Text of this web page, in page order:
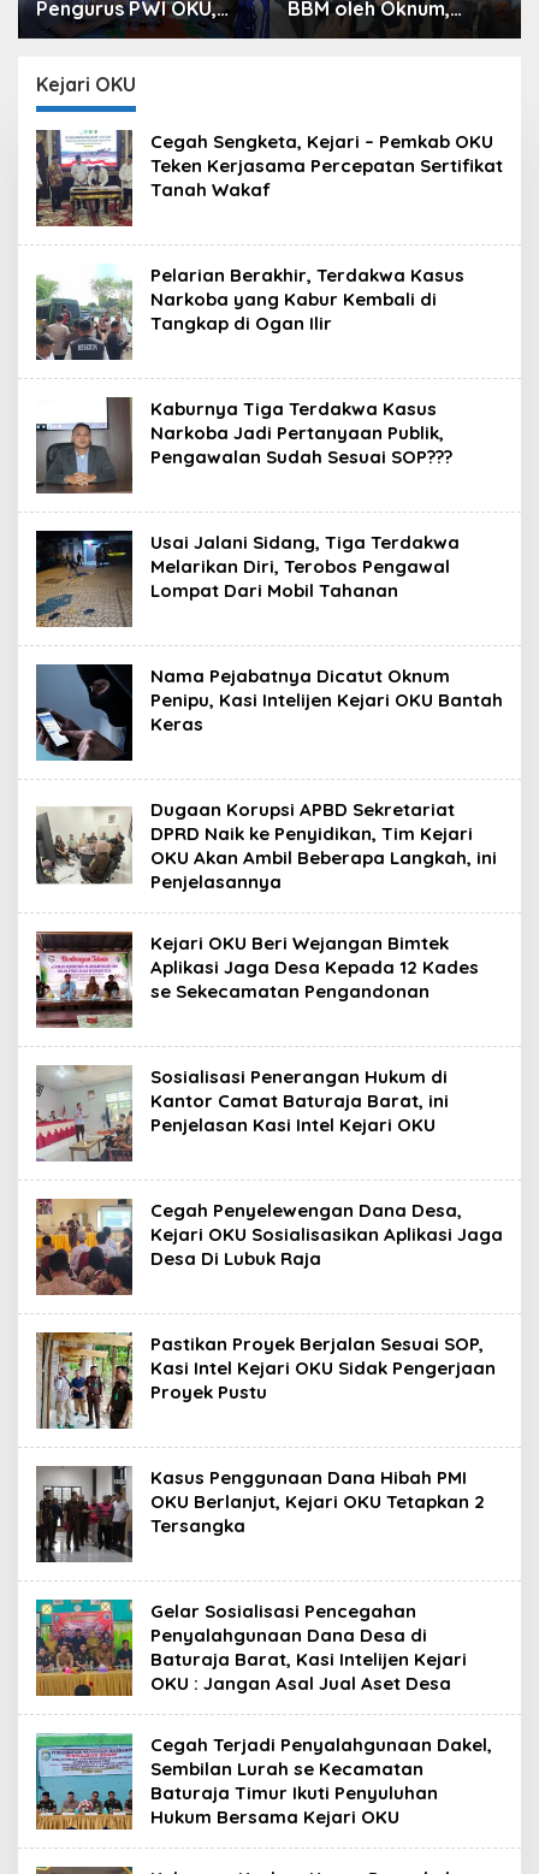
BBM oleh Oknum,
Kapolres Sebut
Kurang, Pertamina
Patra Niaga Bungkam
Prees Rilis Ungkap
Kasus, Dari Narkotika
Kejari OKU
Cegah Sengketa, Kejari – Pemkab OKU
Teken Kerjasama Percepatan Sertifikat
Tanah Wakaf
Pelarian Berakhir, Terdakwa Kasus
Narkoba yang Kabur Kembali di
Tangkap di Ogan Ilir
Kaburnya Tiga Terdakwa Kasus
Narkoba Jadi Pertanyaan Publik,
Pengawalan Sudah Sesuai SOP???
Usai Jalani Sidang, Tiga Terdakwa
Melarikan Diri, Terobos Pengawal
Lompat Dari Mobil Tahanan
Nama Pejabatnya Dicatut Oknum
Penipu, Kasi Intelijen Kejari OKU Bantah
Keras
Dugaan Korupsi APBD Sekretariat
DPRD Naik ke Penyidikan, Tim Kejari
OKU Akan Ambil Beberapa Langkah, ini
Penjelasannya
Kejari OKU Beri Wejangan Bimtek
Aplikasi Jaga Desa Kepada 12 Kades
se Sekecamatan Pengandonan
Sosialisasi Penerangan Hukum di
Kantor Camat Baturaja Barat, ini
Penjelasan Kasi Intel Kejari OKU
Cegah Penyelewengan Dana Desa,
Kejari OKU Sosialisasikan Aplikasi Jaga
Desa Di Lubuk Raja
Pastikan Proyek Berjalan Sesuai SOP,
Kasi Intel Kejari OKU Sidak Pengerjaan
Proyek Pustu
Kasus Penggunaan Dana Hibah PMI
OKU Berlanjut, Kejari OKU Tetapkan 2
Tersangka
Gelar Sosialisasi Pencegahan
Penyalahgunaan Dana Desa di
Baturaja Barat, Kasi Intelijen Kejari
OKU : Jangan Asal Jual Aset Desa
Cegah Terjadi Penyalahgunaan Dakel,
Sembilan Lurah se Kecamatan
Baturaja Timur Ikuti Penyuluhan
Hukum Bersama Kejari OKU